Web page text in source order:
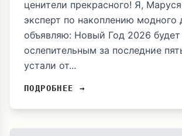
ценители прекрасного! Я,
эксперт по накоплению модного
объявляю: Новый Год 2026
ослепительным за последние
устали от...
ПОДРОБНЕЕ →